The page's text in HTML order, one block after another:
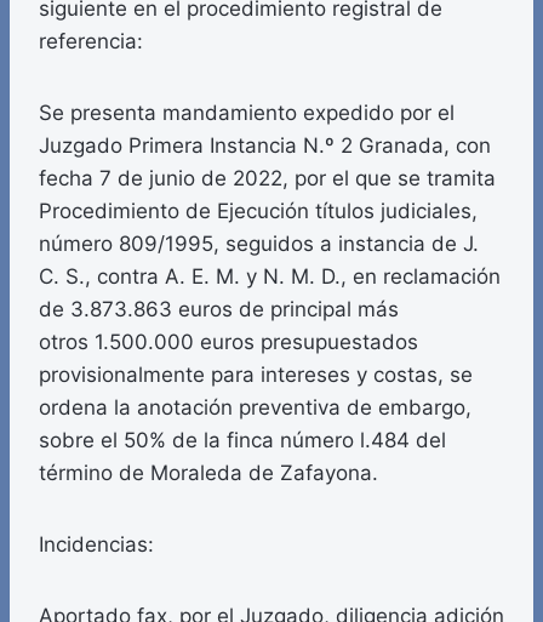
siguiente en el procedimiento registral de
referencia:
Se presenta mandamiento expedido por el
Juzgado Primera Instancia N.º 2 Granada, con
fecha 7 de junio de 2022, por el que se tramita
Procedimiento de Ejecución títulos judiciales,
número 809/1995, seguidos a instancia de J.
C. S., contra A. E. M. y N. M. D., en reclamación
de 3.873.863 euros de principal más
otros 1.500.000 euros presupuestados
provisionalmente para intereses y costas, se
ordena la anotación preventiva de embargo,
sobre el 50% de la finca número l.484 del
término de Moraleda de Zafayona.
Incidencias:
Aportado fax, por el Juzgado, diligencia adición